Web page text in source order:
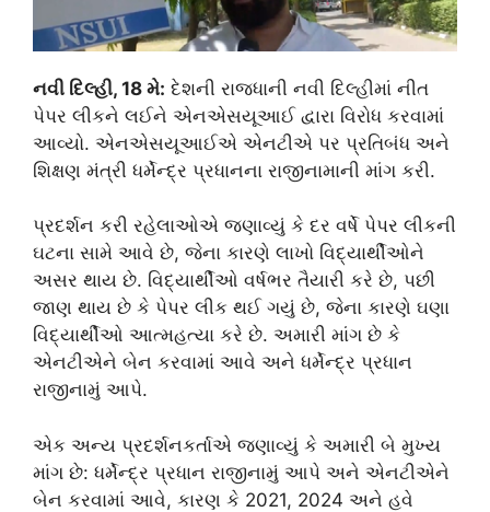
નવી દિલ્હી, 18 મે: દેશની રાજધાની નવી દિલ્હીમાં નીત
પેપર લીકને લઈને એનએસયૂઆઈ દ્વારા વિરોધ કરવામાં
આવ્યો. એનએસયૂઆઈએ એનટીએ પર પ્રતિબંધ અને
શિક્ષણ મંત્રી ધર્મેન્દ્ર પ્રધાનના રાજીનામાની માંગ કરી.
પ્રદર્શન કરી રહેલાઓએ જણાવ્યું કે દર વર્ષે પેપર લીકની
ઘટના સામે આવે છે, જેના કારણે લાખો વિદ્યાર્થીઓને
અસર થાય છે. વિદ્યાર્થીઓ વર્ષભર તૈયારી કરે છે, પછી
જાણ થાય છે કે પેપર લીક થઈ ગયું છે, જેના કારણે ઘણા
વિદ્યાર્થીઓ આત્મહત્યા કરે છે. અમારી માંગ છે કે
એનટીએને બેન કરવામાં આવે અને ધર્મેન્દ્ર પ્રધાન
રાજીનામું આપે.
એક અન્ય પ્રદર્શનકર્તાએ જણાવ્યું કે અમારી બે મુખ્ય
માંગ છે: ધર્મેન્દ્ર પ્રધાન રાજીનામું આપે અને એનટીએને
બેન કરવામાં આવે, કારણ કે 2021, 2024 અને હવે